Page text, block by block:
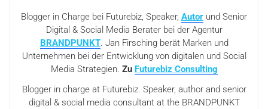
Blogger in Charge bei Futurebiz, Speaker, Autor und Senior
Digital & Social Media Berater bei der Agentur
BRANDPUNKT. Jan Firsching berät Marken und
Unternehmen bei der Entwicklung von digitalen und Social
Media Strategien. Zu Futurebiz Consulting
Blogger in charge at Futurebiz. Speaker, author and senior
digital & social media consultant at the BRANDPUNKT